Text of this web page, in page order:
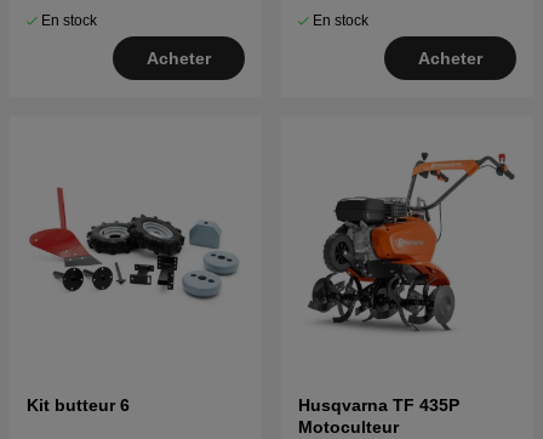
En stock
Acheter
En stock
Acheter
Kit butteur 6
Husqvarna TF 435P
Motoculteur